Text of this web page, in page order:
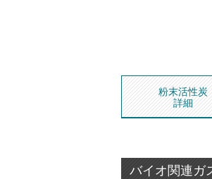
粉末活性炭
詳細
バイオ関連ガ